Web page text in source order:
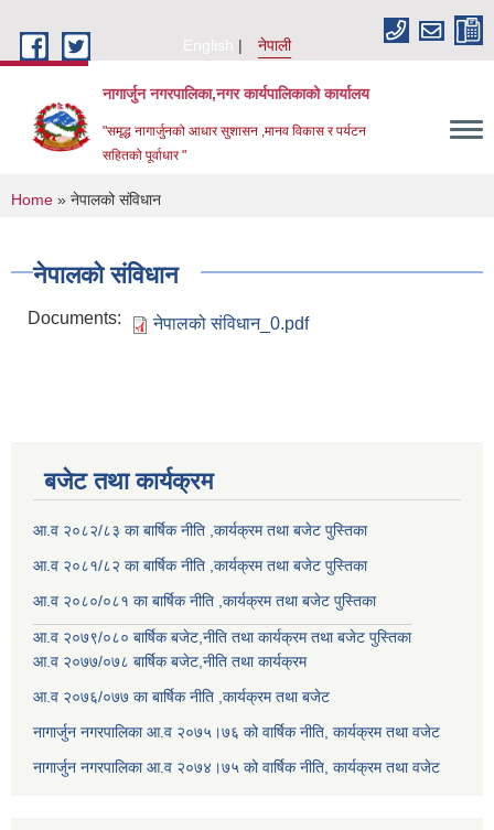
English
नेपाली
नागार्जुन नगरपालिका,नगर कार्यपालिकाको कार्यालय
"समृद्ध नागार्जुनको आधार सुशासन ,मानव विकास र पर्यटन
सहितको पूर्वाधार "
You are here
Home » नेपालको संविधान
नेपालको संविधान
Documents: नेपालको संविधान_0.pdf
बजेट तथा कार्यक्रम
आ.व २०८२/८३ का बार्षिक नीति ,कार्यक्रम तथा बजेट पुस्तिका
आ.व २०८१/८२ का बार्षिक नीति ,कार्यक्रम तथा बजेट पुस्तिका
आ.व २०८०/०८१ का बार्षिक नीति ,कार्यक्रम तथा बजेट पुस्तिका
आ.व २०७९/०८० बार्षिक बजेट,नीति तथा कार्यक्रम तथा बजेट पुस्तिका
आ.व २०७७/०७८ बार्षिक बजेट,नीति तथा कार्यक्रम
आ.व २०७६/०७७ का बार्षिक नीति ,कार्यक्रम तथा बजेट
नागार्जुन नगरपालिका आ.व २०७५।७६ को वार्षिक नीति, कार्यक्रम तथा वजेट
नागार्जुन नगरपालिका आ.व २०७४।७५ को वार्षिक नीति, कार्यक्रम तथा वजेट